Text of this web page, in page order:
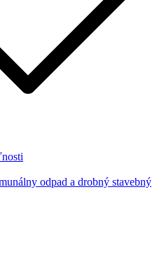
odpad a drobný stavebný